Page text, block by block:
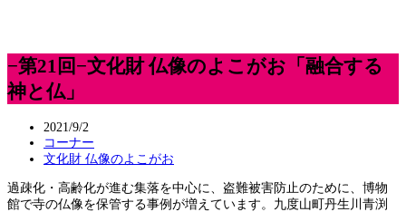
−第21回−文化財 仏像のよこがお「融合する
神と仏」
2021/9/2
コーナー
文化財 仏像のよこがお
過疎化・高齢化が進む集落を中心に、盗難被害防止のために、博物
館で寺の仏像を保管する事例が増えています。九度山町丹生川青渕